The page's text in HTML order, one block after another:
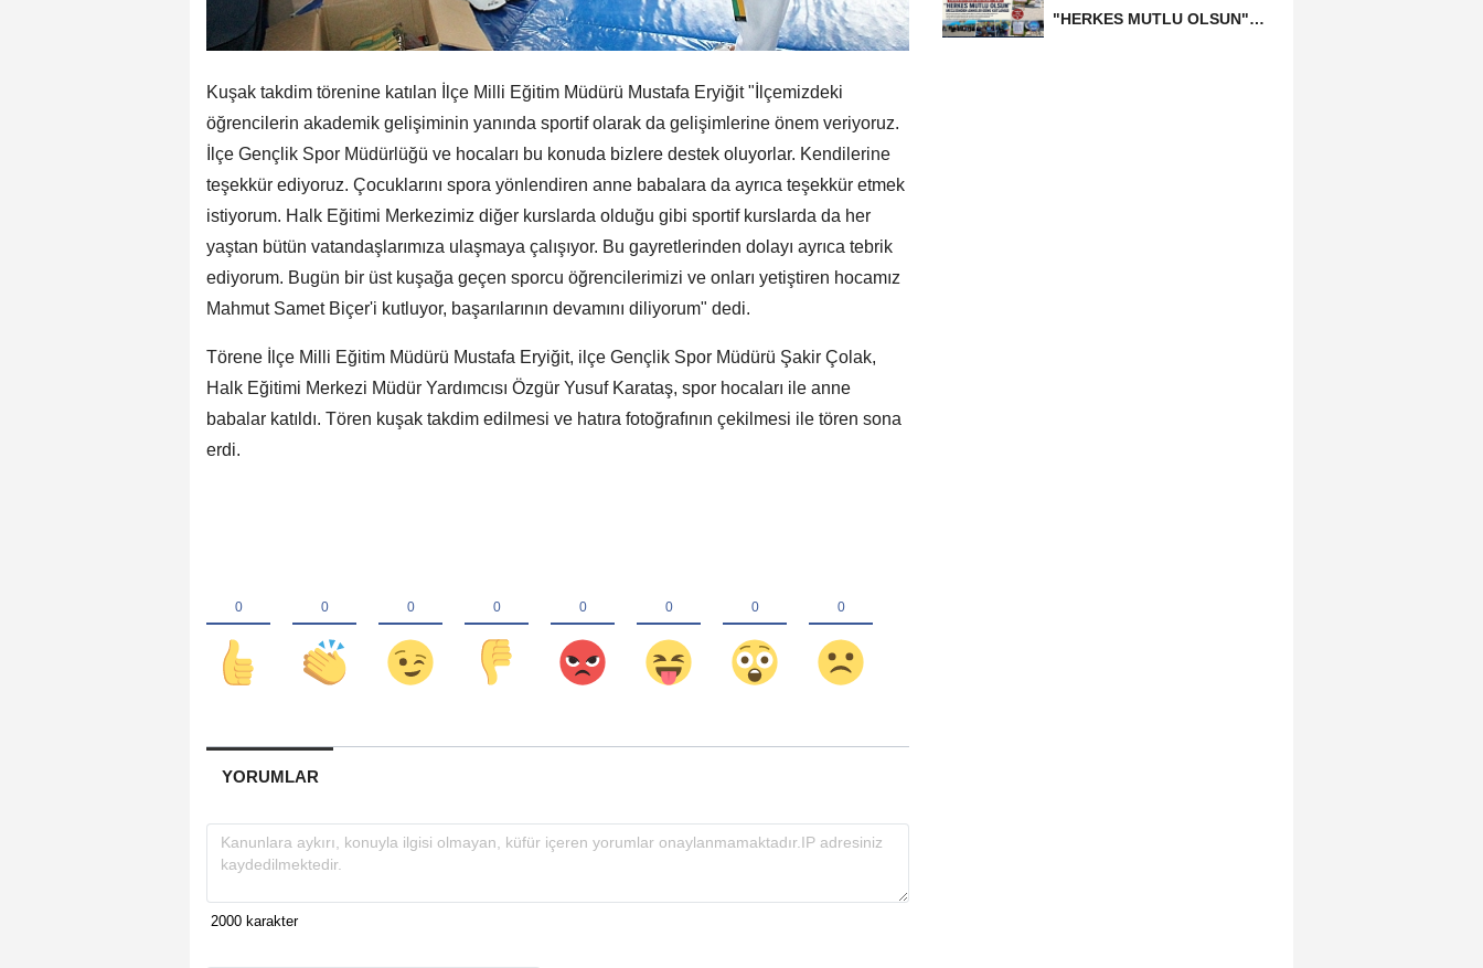
Kuşak takdim törenine katılan İlçe Milli Eğitim Müdürü Mustafa Eryiğit "İlçemizdeki
öğrencilerin akademik gelişiminin yanında sportif olarak da gelişimlerine önem veriyoruz.
İlçe Gençlik Spor Müdürlüğü ve hocaları bu konuda bizlere destek oluyorlar. Kendilerine
teşekkür ediyoruz. Çocuklarını spora yönlendiren anne babalara da ayrıca teşekkür etmek
istiyorum. Halk Eğitimi Merkezimiz diğer kurslarda olduğu gibi sportif kurslarda da her
yaştan bütün vatandaşlarımıza ulaşmaya çalışıyor. Bu gayretlerinden dolayı ayrıca tebrik
ediyorum. Bugün bir üst kuşağa geçen sporcu öğrencilerimizi ve onları yetiştiren hocamız
Mahmut Samet Biçer'i kutluyor, başarılarının devamını diliyorum" dedi.
Törene İlçe Milli Eğitim Müdürü Mustafa Eryiğit, ilçe Gençlik Spor Müdürü Şakir Çolak,
Halk Eğitimi Merkezi Müdür Yardımcısı Özgür Yusuf Karataş, spor hocaları ile anne
babalar katıldı. Tören kuşak takdim edilmesi ve hatıra fotoğrafının çekilmesi ile tören sona
erdi.
YORUMLAR
"HERKES MUTLU OLSUN"